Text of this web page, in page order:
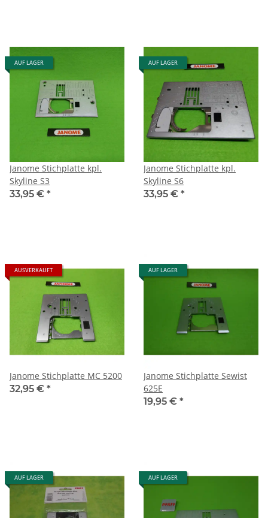
AUF LAGER
Janome Stichplatte kpl.
Skyline S3
33,95 € *
AUF LAGER
Janome Stichplatte kpl.
Skyline S6
33,95 € *
AUSVERKAUFT
Janome Stichplatte MC 5200
32,95 € *
AUF LAGER
Janome Stichplatte Sewist
625E
19,95 € *
AUF LAGER AUF LAGER